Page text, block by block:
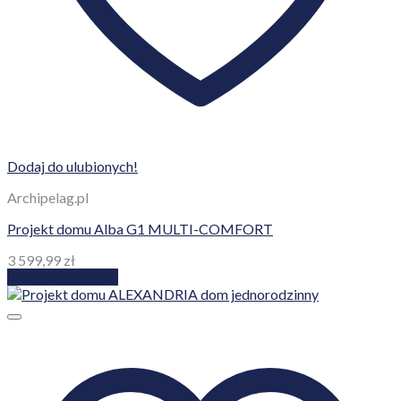
Dodaj do ulubionych!
Archipelag.pl
Projekt domu Alba G1 MULTI-COMFORT
3 599,99 zł